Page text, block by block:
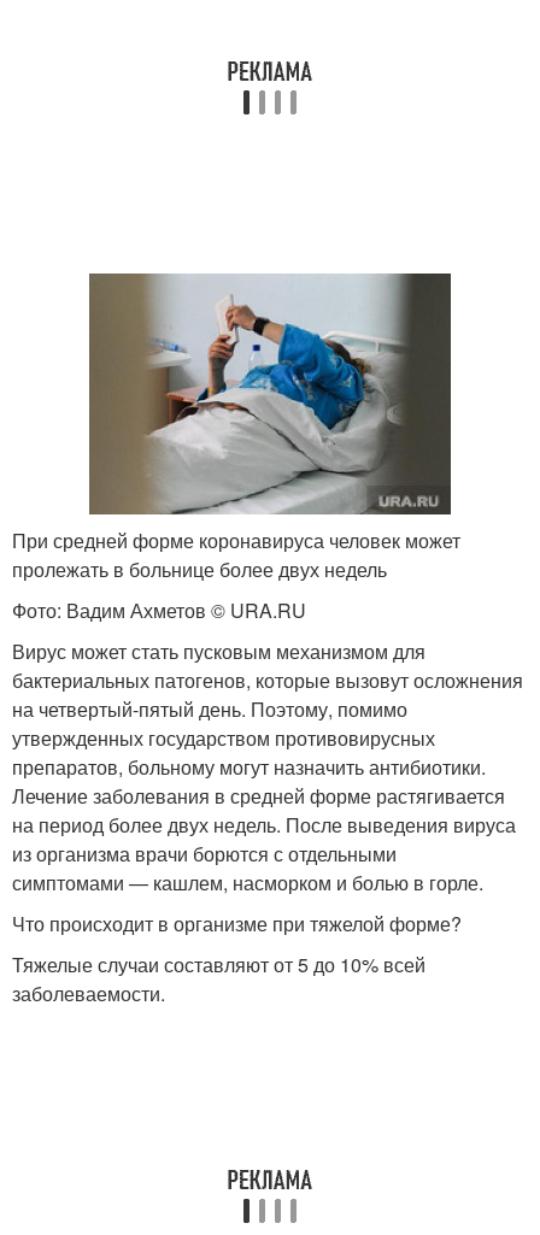
При средней форме коронавируса человек может
пролежать в больнице более двух недель
Фото: Вадим Ахметов © URA.RU
Вирус может стать пусковым механизмом для
бактериальных патогенов, которые вызовут осложнения
на четвертый-пятый день. Поэтому, помимо
утвержденных государством противовирусных
препаратов, больному могут назначить антибиотики.
Лечение заболевания в средней форме растягивается
на период более двух недель. После выведения вируса
из организма врачи борются с отдельными
симптомами — кашлем, насморком и болью в горле.
Что происходит в организме при тяжелой форме?
Тяжелые случаи составляют от 5 до 10% всей
заболеваемости.